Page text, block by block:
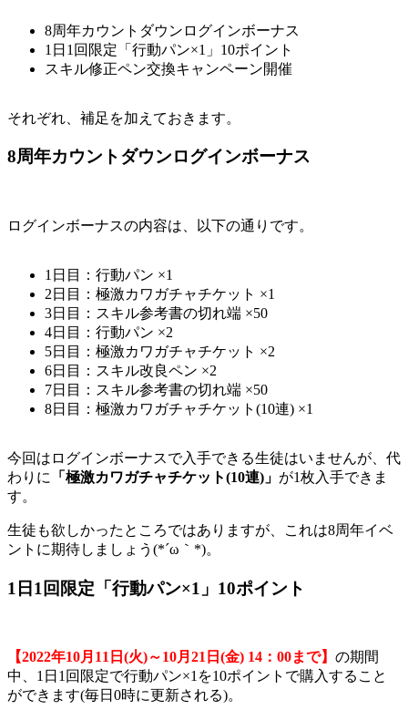
8周年カウントダウンログインボーナス
1日1回限定「行動パン×1」10ポイント
スキル修正ペン交換キャンペーン開催
それぞれ、補足を加えておきます。
8周年カウントダウンログインボーナス
ログインボーナスの内容は、以下の通りです。
1日目：行動パン ×1
2日目：極激カワガチャチケット ×1
3日目：スキル参考書の切れ端 ×50
4日目：行動パン ×2
5日目：極激カワガチャチケット ×2
6日目：スキル改良ペン ×2
7日目：スキル参考書の切れ端 ×50
8日目：極激カワガチャチケット(10連) ×1
今回はログインボーナスで入手できる生徒はいませんが、代
わりに
「極激カワガチャチケット(10連) 」 が1枚入手できま
す。
生徒も欲しかったところではありますが、これは8周年イベ
ントに期待しましょう(*´ω｀*)。
1日1回限定「行動パン×1」10ポイント
【2022年10月11 日(火)～10月21 日(金) 14 ：00まで】 の期間
中、1日1回限定で行動パン×1を10ポイントで購入すること
ができます(毎日0時に更新される)。